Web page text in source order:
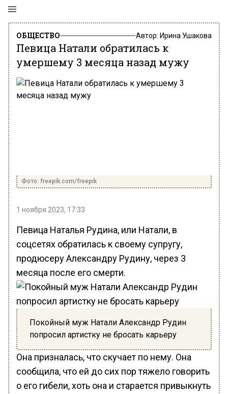
ОБЩЕСТВО Автор: Ирина Ушакова
Певица Натали обратилась к
умершему 3 месяца назад мужу
Фото: freepik.com/freepik
1 ноября 2023, 17:33
Певица Наталья Рудина, или Натали, в
соцсетях обратилась к своему супругу,
продюсеру Александру Рудину, через 3
месяца после его смерти.
Покойный муж Натали Александр Рудин
попросил артистку не бросать карьеру
Она призналась, что скучает по нему. Она
сообщила, что ей до сих пор тяжело говорить
о его гибели, хоть она и старается привыкнуть